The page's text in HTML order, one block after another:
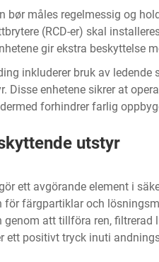
bør måles regelmessig og
(RCD-er) skal
gir ekstra beskyttelse
inkluderer bruk av
Disse enhetene sikrer at
forhindrer farlig
utstyr
ett avgörande element i
för färgpartiklar och
genom att tillföra ren,
ett positivt tryck inuti